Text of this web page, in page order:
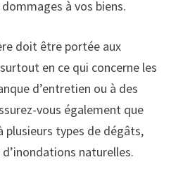
à vos biens.
doit être portée aux
en ce qui concerne les
d’entretien ou à des
vous également que
plusieurs types de dégâts,
naturelles.